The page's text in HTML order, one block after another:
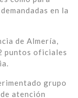
en la
de Almería,
puntos oficiales
grupo
atención